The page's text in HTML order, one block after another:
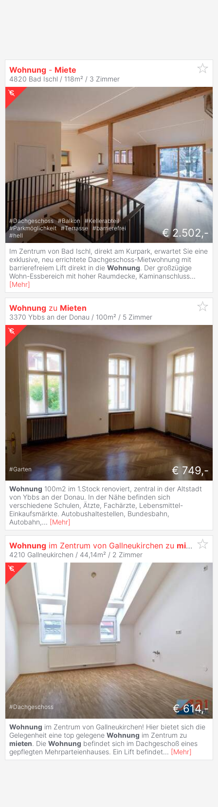
Wohnung - Miete
4820 Bad Ischl / 118m² / 3 Zimmer
#Dachgeschoss #Balkon #Kellerabteil
#Parkmöglichkeit #Terrasse #barrierefrei
#hell € 2.502,-
Im Zentrum von Bad Ischl, direkt am Kurpark, erwartet Sie eine
exklusive, neu errichtete Dachgeschoss-Mietwohnung mit
barrierefreiem Lift direkt in die Wohnung. Der großzügige
Wohn-Essbereich mit hoher Raumdecke, Kaminanschluss...
[Mehr]
Wohnung zu Mieten
3370 Ybbs an der Donau / 100m² / 5 Zimmer
#Garten € 749,-
Wohnung 100m2 im 1.Stock renoviert, zentral in der Altstadt
von Ybbs an der Donau. In der Nähe befinden sich
verschiedene Schulen, Ätzte, Fachärzte, Lebensmittel-
Einkaufsmärkte. Autobushaltestellen, Bundesbahn,
Autobahn,... [Mehr]
Wohnung im Zentrum von Gallneukirchen zu mieten !
4210 Gallneukirchen / 44,14m² / 2 Zimmer
#Dachgeschoss € 614,-
Wohnung im Zentrum von Gallneukirchen! Hier bietet sich die
Gelegenheit eine top gelegene Wohnung im Zentrum zu
mieten. Die Wohnung befindet sich im Dachgeschoß eines
gepflegten Mehrparteienhauses. Ein Lift befindet... [Mehr]